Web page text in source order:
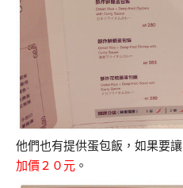
他們也有提供蛋包飯，如果要讓
加價２０元 。